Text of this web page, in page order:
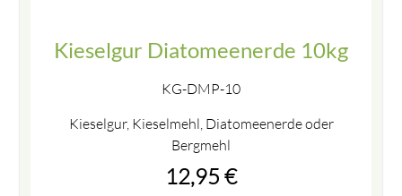
Kieselgur Diatomeenerde 10kg
KG-DMP-10
Kieselgur, Kieselmehl, Diatomeenerde oder
Bergmehl
12,95 €